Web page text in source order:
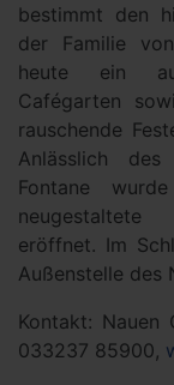
bestimmt den
der Familie
heute ein
Cafégarten
rauschende
Anlässlich
Fontane
neugestaltete
eröffnet. Im
Außenstelle des
Kontakt: Nauen
033237 85900,